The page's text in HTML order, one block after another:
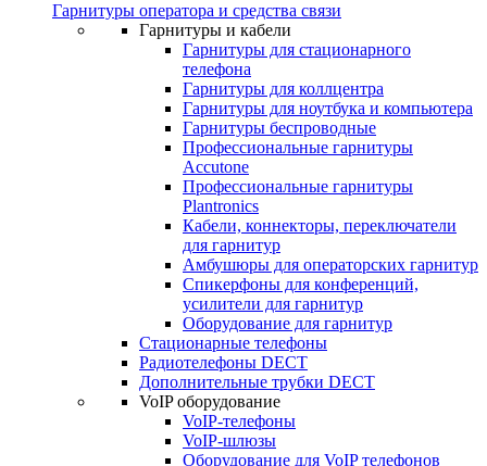
Гарнитуры оператора и средства связи
Гарнитуры и кабели
Гарнитуры для стационарного
телефона
Гарнитуры для коллцентра
Гарнитуры для ноутбука и компьютера
Гарнитуры беспроводные
Профессиональные гарнитуры
Accutone
Профессиональные гарнитуры
Plantronics
Кабели, коннекторы, переключатели
для гарнитур
Амбушюры для операторских гарнитур
Cпикерфоны для конференций,
усилители для гарнитур
Оборудование для гарнитур
Стационарные телефоны
Радиотелефоны DECT
Дополнительные трубки DECT
VoIP оборудование
VoIP-телефоны
VoIP-шлюзы
Оборудование для VoIP телефонов